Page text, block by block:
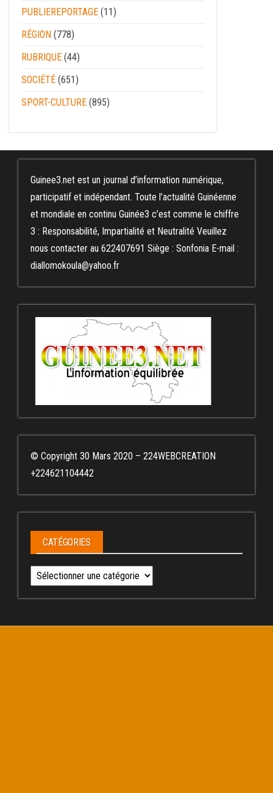
PUBLIEREPORTAGE (11)
RÉGION (778)
RUBRIQUE (44)
SOCIÉTÉ (651)
SPORT-CULTURE (895)
Guinee3.net est un journal d’information numérique,
participatif et indépendant. Toute l’actualité Guinéenne
et mondiale en continu Guinée3 c’est comme le chiffre
3 : Responsabilité, Impartialité et Neutralité Veuillez
nous contacter au 622407691 Siège : Sonfonia E-mail :
diallomokoula@yahoo.fr
© Copyright 30 Mars 2020 – 224WEBCREATION
+224621104442
CATÉGORIES
Catégories